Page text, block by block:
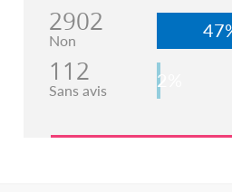
2902
Non
112
Sans avis 2%